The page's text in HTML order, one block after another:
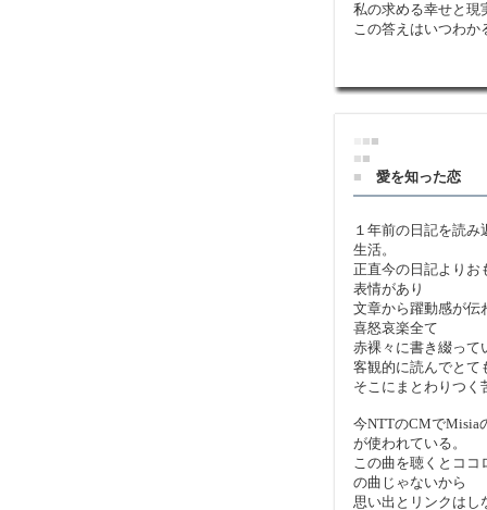
私の求める幸せと現
この答えはいつわか
■■
■■
■
愛を知った恋
１年前の日記を読
生活。
正直今の日記よりお
表情があり
文章から躍動感が伝
喜怒哀楽全て
赤裸々に書き綴って
客観的に読んでとて
そこにまとわりつく
今NTTのCMでMisia
が使われている。
この曲を聴くとココ
の曲じゃないから
思い出とリンクはし